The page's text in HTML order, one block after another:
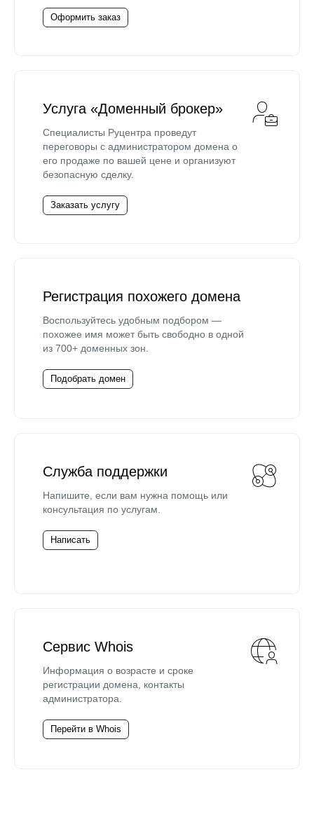
Оформить заказ
Услуга «Доменный брокер»
Специалисты Руцентра проведут
переговоры с администратором домена о
его продаже по вашей цене и организуют
безопасную сделку.
Заказать услугу
Регистрация похожего домена
Воспользуйтесь удобным подбором —
похожее имя может быть свободно в одной
из 700+ доменных зон.
Подобрать домен
Служба поддержки
Напишите, если вам нужна помощь или
консультация по услугам.
Написать
Сервис Whois
Информация о возрасте и сроке
регистрации домена, контакты
администратора.
Перейти в Whois